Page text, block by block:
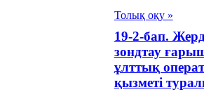
жасауТолық оқу »
19-2-бап.
зондтау
ұлттық
қызметі